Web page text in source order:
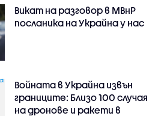
Викат на разговор в МВнР
посланика на Украйна у нас
Войната в Украйна извън
границите: Близо 100 случая
на дронове и ракети в